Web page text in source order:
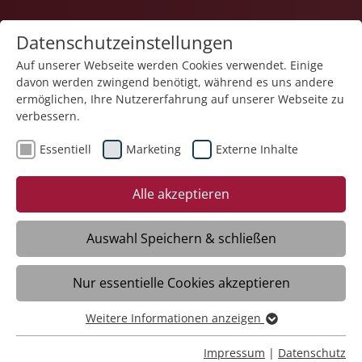
Service und Produkte
20.01.2025
Stiftung Liebenau gedenkt
der Liebenauer Opfer der
„Euthanasie“
Meckenbeuren/Liebenau - „Siehe, ich
habe deinen Namen in meine Hand
geschrieben“: Dieses Zitat aus dem Buch
Jesaja 49, 16 steht im Zentrum der
Datenschutzeinstellungen
Auf unserer Webseite werden Cookies verwendet. Einige
davon werden zwingend benötigt, während es uns andere
ermöglichen, Ihre Nutzererfahrung auf unserer Webseite zu
verbessern.
Essentiell Marketing Externe Inhalte
Alle akzeptieren
Auswahl Speichern & schließen
Nur essentielle Cookies akzeptieren
Essentiell
Essentielle Cookies werden für grundlegende Funktionen
Weitere Informationen anzeigen
Impressum | Datenschutz